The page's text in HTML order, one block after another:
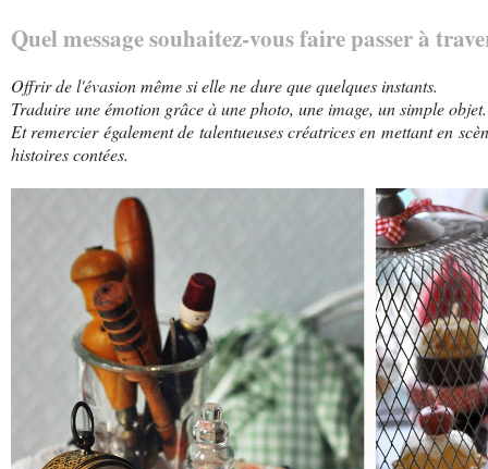
Quel message souhaitez-vous faire passer à
Offrir de l'évasion même si elle ne dure que quelques instants.
Traduire une émotion grâce à une photo, une image, un simple objet.
Et remercier également de talentueuses créatrices en mettant en
histoires contées.